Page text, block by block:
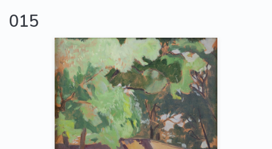
015